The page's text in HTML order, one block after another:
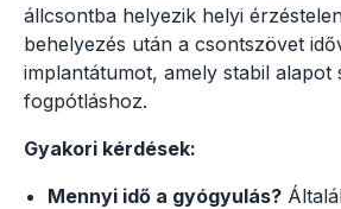
állcsontba helyezik helyi
behelyezés után a csontszövet
implantátumot, amely stabil alapot
fogpótláshoz.
Gyakori kérdések:
Mennyi idő a gyógyulás?